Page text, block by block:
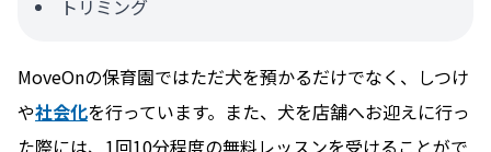
トリミング
MoveOnの保育園ではただ犬を預かるだけでなく、しつけ
や社会化を行っています。また、犬を店舗へお迎えに行っ
た際には、1回10分程度の無料レッスンを受けることがで